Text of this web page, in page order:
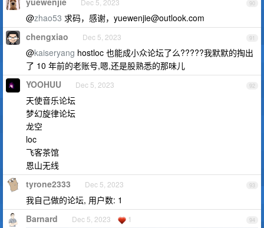
90
Dec 5, 2023
@zhao53 求码，感谢， yuewenjie@outlook.com
91
chengxiao Dec 5, 2023
@kaiseryang hostloc 也能成小众论坛了么?????我默默的掏出
了 10 年前的老账号,嗯,还是股熟悉的那味儿
92
YOOHUU Dec 5, 2023
天使音乐论坛
梦幻旋律论坛
龙空
loc
飞客茶馆
恩山无线
93
tyrone2333 Dec 5, 2023
我自己做的论坛, 用户数: 1
94
Barnard Dec 5, 2023 1